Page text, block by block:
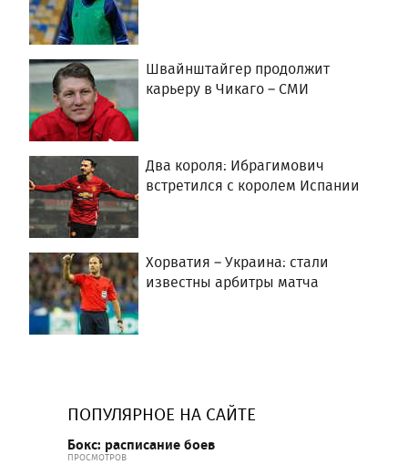
Швайнштайгер продолжит
карьеру в Чикаго – СМИ
Два короля: Ибрагимович
встретился с королем Испании
Хорватия – Украина: стали
известны арбитры матча
ПОПУЛЯРНОЕ НА САЙТЕ
Бокс: расписание боев
ПРОСМОТРОВ